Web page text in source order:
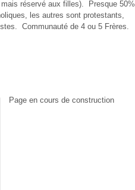
réservé aux filles). Presque 50%
les autres sont protestants,
Communauté de 4 ou 5 Frères.
Page en cours de construction